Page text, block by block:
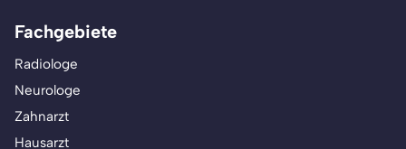
Fachgebiete
Radiologe
Neurologe
Zahnarzt
Hausarzt